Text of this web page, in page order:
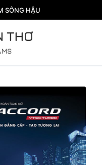
SÔNG HẬU
THƠ